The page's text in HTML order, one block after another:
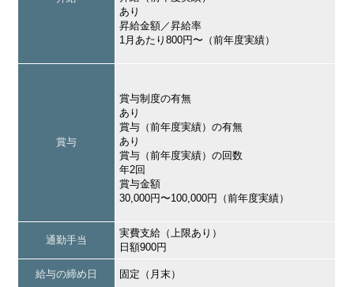
あり
昇給金額／昇給率
1月あたり800円〜（前年度実績）
賞与
賞与制度の有無
あり
賞与（前年度実績）の有無
あり
賞与（前年度実績）の回数
年2回
賞与金額
30,000円〜100,000円（前年度実績）
通勤手当
実費支給（上限あり）
日額900円
給与の締め日 固定（月末）